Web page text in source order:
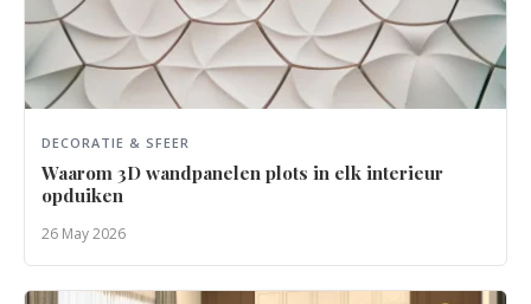
DECORATIE & SFEER
Waarom 3D wandpanelen plots in elk interieur
opduiken
26 May 2026